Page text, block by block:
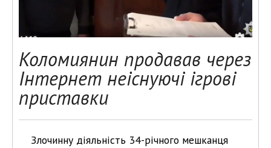
Коломиянин продавав через
Інтернет неіснуючі ігрові
приставки
Злочинну діяльність 34-річного мешканця